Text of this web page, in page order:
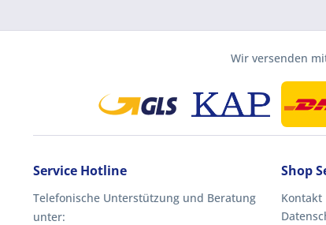
Wir versenden
Service Hotline
Telefonische Unterstützung und Beratung
unter:
Shop
Kontakt